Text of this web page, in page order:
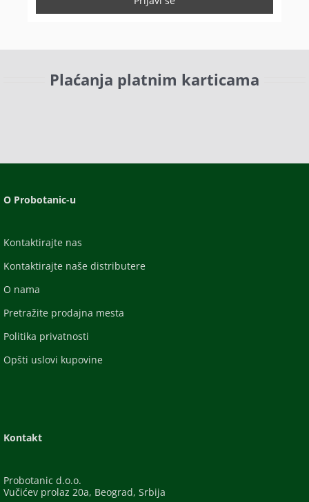
Plaćanja platnim karticama
O Probotanic-u
Kontaktirajte nas
Kontaktirajte naše distributere
O nama
Pretražite prodajna mesta
Politika privatnosti
Opšti uslovi kupovine
Kontakt
Probotanic d.o.o.
Vučićev prolaz 20a, Beograd, Srbija